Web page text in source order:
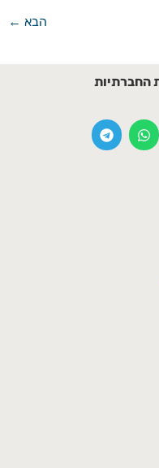
הבא ←
החברתיות